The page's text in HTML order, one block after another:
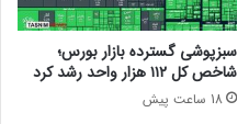
سبزپوشی گسترده بازار بورس؛
شاخص کل ۱۱۲ هزار واحد رشد کرد
18 ساعت پیش